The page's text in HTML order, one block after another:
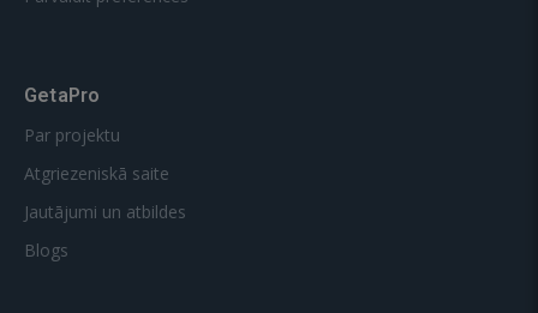
GetaPro
Par projektu
Atgriezeniskā saite
Jautājumi un atbildes
Blogs